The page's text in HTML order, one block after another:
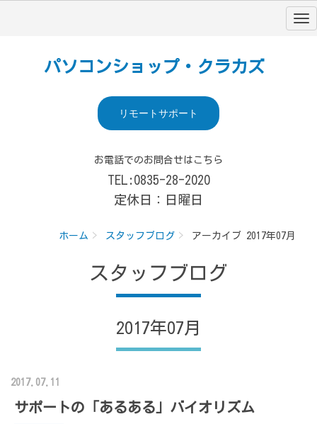
パソコンショップ・クラカズ
リモートサポート
お電話でのお問合せはこちら
TEL:0835-28-2020
定休日：日曜日
ホーム スタッフブログ アーカイブ 2017年07月
スタッフブログ
2017年07月
2017.07.11
サポートの「あるある」バイオリズム